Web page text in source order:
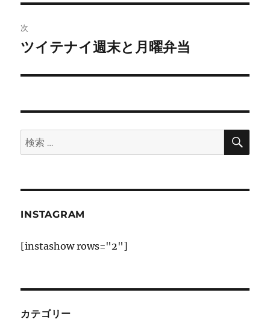
ビ
ゲ
ー
ン
投
稿:
次
次
投
ツイテナイ週末と月曜弁当
検
索:
検
INSTAGRAM
[instashow rows="2"]
カテゴリー